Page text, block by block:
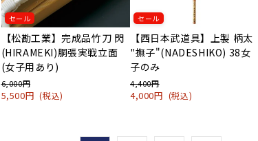
セール
【松勘工業】完成品竹刀 閃
(HIRAMEKI)胴張実戦立面
(女子用あり)
6,000円
5,500円(税込)
セール
【西日本武道具】上製 柄太
"撫子"(NADESHIKO) 38女
子のみ
4,400円
4,000円 (税込)